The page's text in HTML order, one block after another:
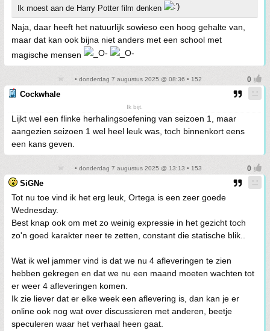
Ik moest aan de Harry Potter film denken
Naja, daar heeft het natuurlijk sowieso een hoog gehalte van,
maar dat kan ook bijna niet anders met een school met
magische mensen
• donderdag 7 augustus 2025 @ 08:36 • 152
Cockwhale
Ik bijt.
Lijkt wel een flinke herhalingsoefening van seizoen 1, maar
aangezien seizoen 1 wel heel leuk was, toch binnenkort eens
een kans geven.
• donderdag 7 augustus 2025 @ 13:13 • 153
SiGNe
Tot nu toe vind ik het erg leuk, Ortega is een zeer goede
Wednesday.
Best knap ook om met zo weinig expressie in het gezicht toch
zo'n goed karakter neer te zetten, constant die statische blik..
Wat ik wel jammer vind is dat we nu 4 afleveringen te zien
hebben gekregen en dat we nu een maand moeten wachten tot
er weer 4 afleveringen komen.
Ik zie liever dat er elke week een aflevering is, dan kan je er
online ook nog wat over discussieren met anderen, beetje
speculeren waar het verhaal heen gaat.